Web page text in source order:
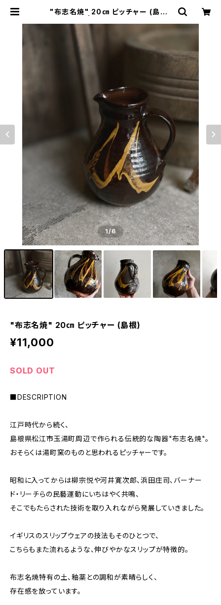
"布志名焼" 20㎝ ピッチャー (島根)
1/6
"布志名焼" 20㎝ ピッチャー (島根)
¥11,000
SOLD OUT
■DESCRIPTION
江戸時代から続く、
島根県松江市玉湯町周辺で作られる伝統的な陶器"布志名焼"。
おそらくは湯町窯のものと思われるピッチャーです。
昭和に入ってからは柳宗悦や河井寛次郎、浜田庄司、バーナー
ド・リーチらの民藝運動にいちはやく共鳴、
そこでもたらされた技術を取り入れながら発展していきました。
イギリスのスリップウェアの技法もそのひとつで、
こちらもまた流れるような、伸びやかなスリップが特徴的。
布志名焼特有の土、釉薬との調和が素晴らしく、
存在感を放っています。